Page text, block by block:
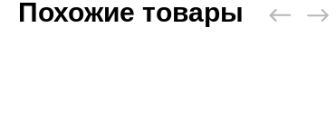
Похожие товары